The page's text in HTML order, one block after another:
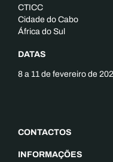
CTICC
Cidade do Cabo
África do Sul
DATAS
8 a 11 de fevereiro de
CONTACTOS
INFORMAÇÕES